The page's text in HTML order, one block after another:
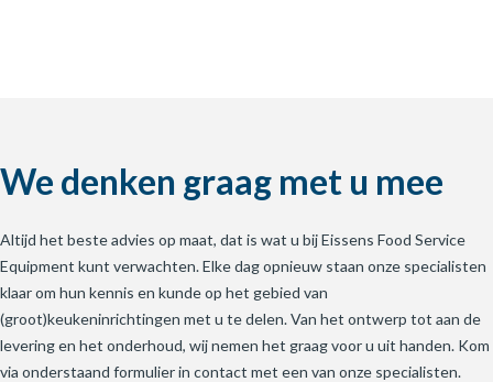
We denken graag met u mee
Altijd het beste advies op maat, dat is wat u bij Eissens Food Service
Equipment kunt verwachten. Elke dag opnieuw staan onze specialisten
klaar om hun kennis en kunde op het gebied van
(groot)keukeninrichtingen met u te delen. Van het ontwerp tot aan de
levering en het onderhoud, wij nemen het graag voor u uit handen. Kom
via onderstaand formulier in contact met een van onze specialisten.